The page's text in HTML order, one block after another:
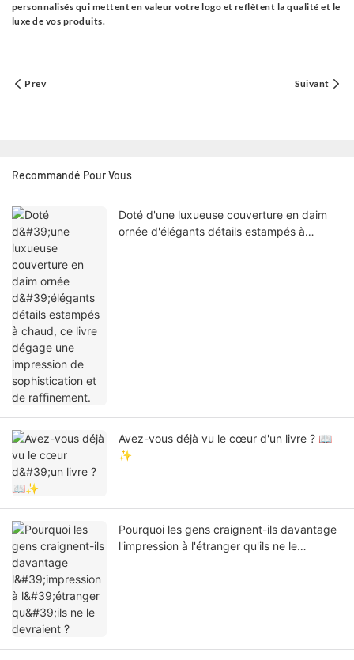
personnalisés qui mettent en valeur votre logo et reflètent la qualité et le
luxe de vos produits.
Prev Suivant
Recommandé Pour Vous
Doté d'une luxueuse couverture en daim
ornée d'élégants détails estampés à
Avez-vous déjà vu le cœur d'un livre ? 📖
✨
Pourquoi les gens craignent-ils davantage
l'impression à l'étranger qu'ils ne le